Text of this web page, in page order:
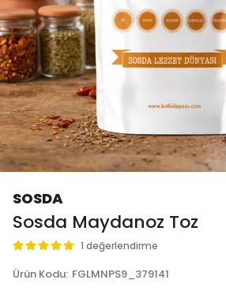
SOSDA
Sosda Maydanoz Toz
1 değerlendirme
Ürün Kodu: FGLMNPS9_379141